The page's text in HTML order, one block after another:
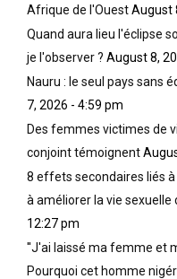
Afrique de l'OuestAugust
Quand aura lieu l'éclipse
je l'observer ? August 8,
Nauru : le seul pays sans
7, 2026 - 4:59 pm
Des femmes victimes de
conjoint témoignent
8 effets secondaires liés
à améliorer la vie
12:27 pm
''J'ai laissé ma femme et
Pourquoi cet homme